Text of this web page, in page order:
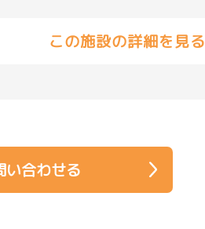
この施設の詳細を見る
い合わせる